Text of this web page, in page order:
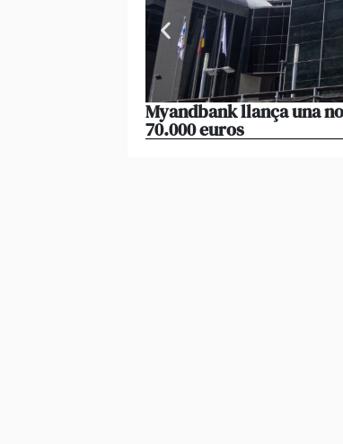
Myandbank llança una
70.000 euros